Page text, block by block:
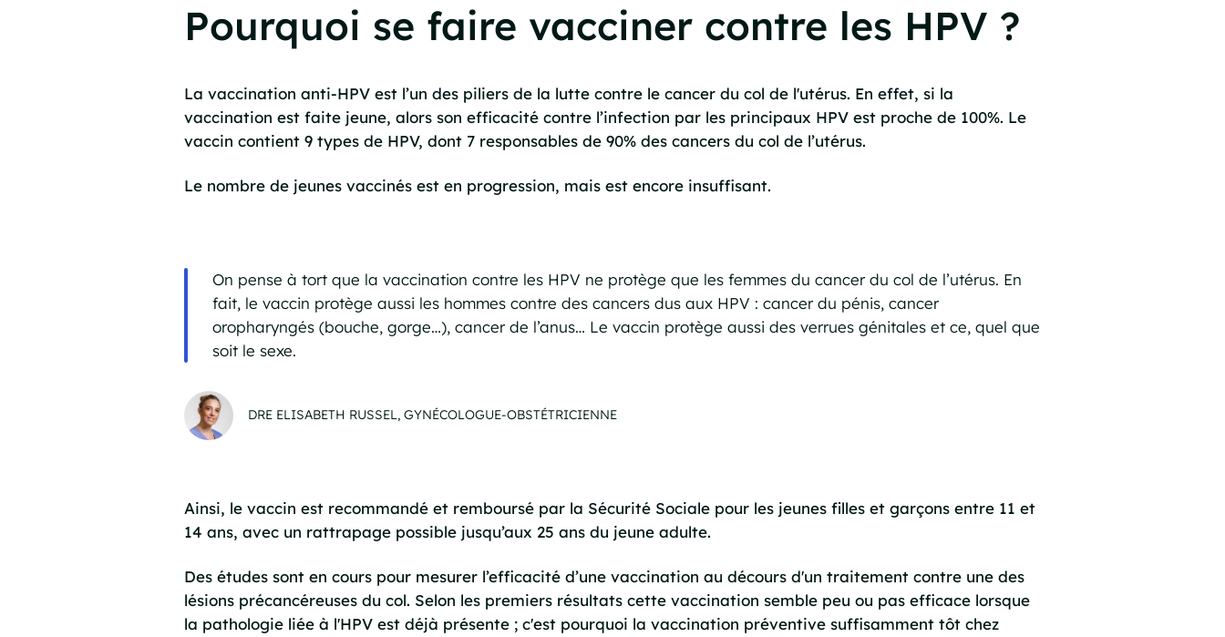
Pourquoi se faire vacciner contre les HPV ?
La vaccination anti-HPV est l’un des piliers de la lutte contre le cancer du col de l'utérus. En effet, si la
vaccination est faite jeune, alors son efficacité contre l’infection par les principaux HPV est proche de 100%. Le
vaccin contient 9 types de HPV, dont 7 responsables de 90% des cancers du col de l’utérus.
Le nombre de jeunes vaccinés est en progression, mais est encore insuffisant.
On pense à tort que la vaccination contre les HPV ne protège que les femmes du cancer du col de l’utérus. En
fait, le vaccin protège aussi les hommes contre des cancers dus aux HPV : cancer du pénis, cancer
oropharyngés (bouche, gorge…), cancer de l’anus… Le vaccin protège aussi des verrues génitales et ce, quel que
soit le sexe.
DRE ELISABETH RUSSEL, GYNÉCOLOGUE-OBSTÉTRICIENNE
Ainsi, le vaccin est recommandé et remboursé par la Sécurité Sociale pour les jeunes filles et garçons entre 11 et
14 ans, avec un rattrapage possible jusqu’aux 25 ans du jeune adulte.
Des études sont en cours pour mesurer l’efficacité d’une vaccination au décours d'un traitement contre une des
lésions précancéreuses du col. Selon les premiers résultats cette vaccination semble peu ou pas efficace lorsque
la pathologie liée à l'HPV est déjà présente ; c'est pourquoi la vaccination préventive suffisamment tôt chez